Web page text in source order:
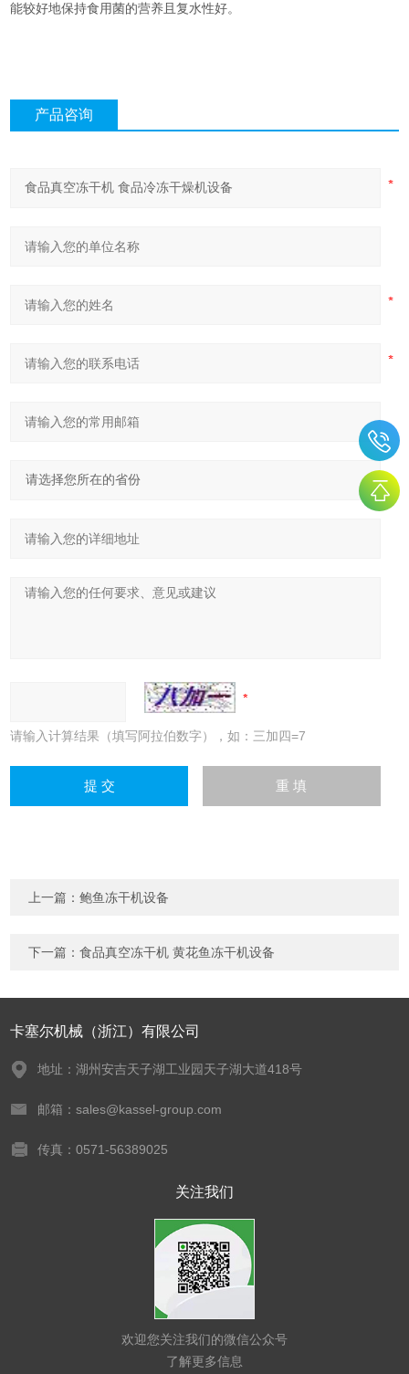
能较好地保持食用菌的营养且复水性好。
产品咨询
请输入计算结果（填写阿拉伯数字），如：三加四=7
上一篇：鲍鱼冻干机设备
下一篇：食品真空冻干机 黄花鱼冻干机设备
卡塞尔机械（浙江）有限公司
地址：湖州安吉天子湖工业园天子湖大道418号
邮箱：sales@kassel-group.com
传真：0571-56389025
关注我们
欢迎您关注我们的微信公众号
了解更多信息